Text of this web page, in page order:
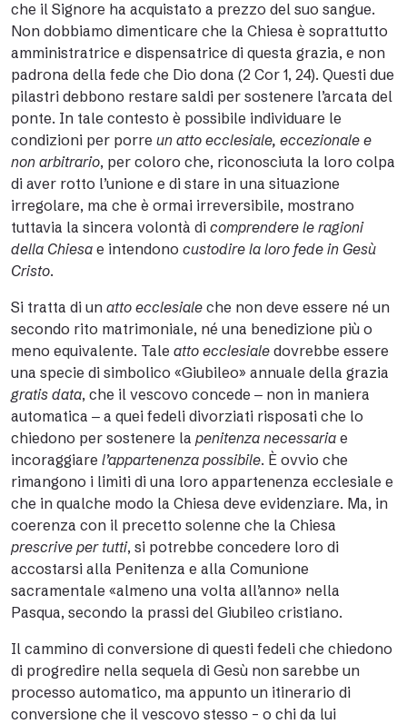
che il Signore ha acquistato a prezzo del suo sangue.
Non dobbiamo dimenticare che la Chiesa è soprattutto
amministratrice e dispensatrice di questa grazia, e non
padrona della fede che Dio dona (2 Cor 1, 24). Questi due
pilastri debbono restare saldi per sostenere l’arcata del
ponte. In tale contesto è possibile individuare le
condizioni per porre un atto ecclesiale, eccezionale e
non arbitrario, per coloro che, riconosciuta la loro colpa
di aver rotto l’unione e di stare in una situazione
irregolare, ma che è ormai irreversibile, mostrano
tuttavia la sincera volontà di comprendere le ragioni
della Chiesa e intendono custodire la loro fede in Gesù
Cristo.
Si tratta di un atto ecclesiale che non deve essere né un
secondo rito matrimoniale, né una benedizione più o
meno equivalente. Tale atto ecclesiale dovrebbe essere
una specie di simbolico «Giubileo» annuale della grazia
gratis data, che il vescovo concede ‒ non in maniera
automatica ‒ a quei fedeli divorziati risposati che lo
chiedono per sostenere la penitenza necessaria e
incoraggiare l’appartenenza possibile. È ovvio che
rimangono i limiti di una loro appartenenza ecclesiale e
che in qualche modo la Chiesa deve evidenziare. Ma, in
coerenza con il precetto solenne che la Chiesa
prescrive per tutti, si potrebbe concedere loro di
accostarsi alla Penitenza e alla Comunione
sacramentale «almeno una volta all’anno» nella
Pasqua, secondo la prassi del Giubileo cristiano.
Il cammino di conversione di questi fedeli che chiedono
di progredire nella sequela di Gesù non sarebbe un
processo automatico, ma appunto un itinerario di
conversione che il vescovo stesso – o chi da lui